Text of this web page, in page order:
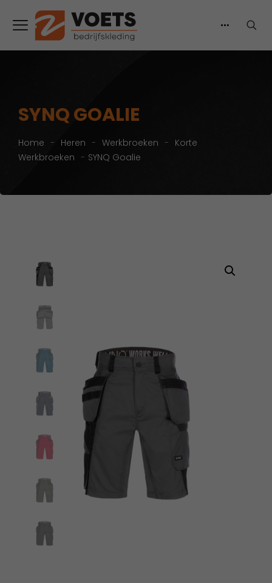
SYNQ GOALIE
Home - Heren - Werkbroeken - Korte
Werkbroeken - SYNQ Goalie